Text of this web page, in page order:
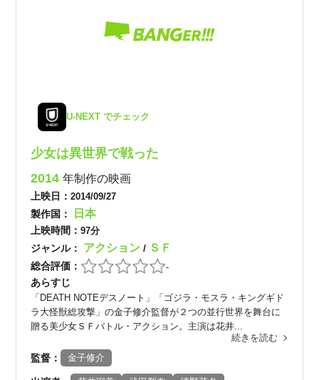
U-NEXT でチェック
少女は異世界で戦った
2014年制作の映画
上映日：2014/09/27
製作国： 日本
上映時間：97分
ジャンル： アクション/ ＳＦ
総合評価： -
あらすじ
「DEATH NOTEデスノート」「ゴジラ・モスラ・キングギド
ラ大怪獣総攻撃」の金子修介監督が２つの並行世界を舞台に
贈る美少女ＳＦバトル・アクション。主演は花井...
続きを読む
監督： 金子修介